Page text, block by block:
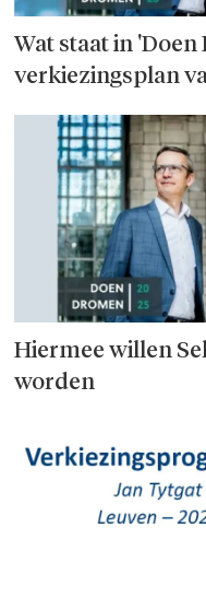
Wat staat in
verkiezingsplan
Hiermee willen
worden